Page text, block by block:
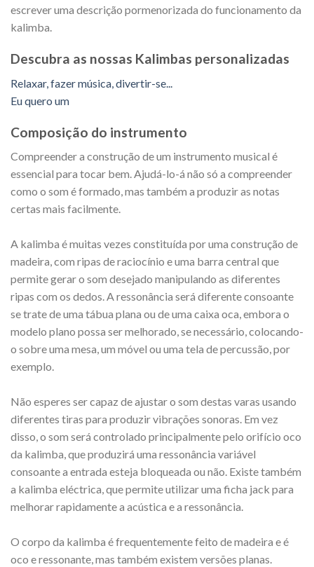
escrever uma descrição pormenorizada do funcionamento da
kalimba.
Descubra as nossas Kalimbas personalizadas
Relaxar, fazer música, divertir-se...
Eu quero um
Composição do instrumento
Compreender a construção de um instrumento musical é
essencial para tocar bem. Ajudá-lo-á não só a compreender
como o som é formado, mas também a produzir as notas
certas mais facilmente.
A kalimba é muitas vezes constituída por uma construção de
madeira, com ripas de raciocínio e uma barra central que
permite gerar o som desejado manipulando as diferentes
ripas com os dedos. A ressonância será diferente consoante
se trate de uma tábua plana ou de uma caixa oca, embora o
modelo plano possa ser melhorado, se necessário, colocando-
o sobre uma mesa, um móvel ou uma tela de percussão, por
exemplo.
Não esperes ser capaz de ajustar o som destas varas usando
diferentes tiras para produzir vibrações sonoras. Em vez
disso, o som será controlado principalmente pelo orifício oco
da kalimba, que produzirá uma ressonância variável
consoante a entrada esteja bloqueada ou não. Existe também
a kalimba eléctrica, que permite utilizar uma ficha jack para
melhorar rapidamente a acústica e a ressonância.
O corpo da kalimba é frequentemente feito de madeira e é
oco e ressonante, mas também existem versões planas.